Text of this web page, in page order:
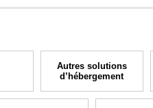
Autres solutions
d’hébergement